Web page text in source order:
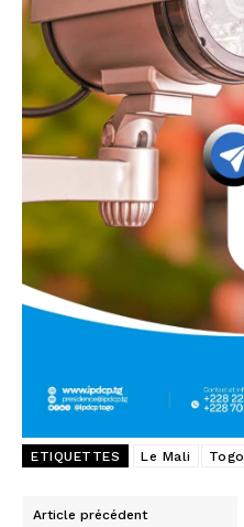
ETIQUETTES Le Mali Togo
Article précédent